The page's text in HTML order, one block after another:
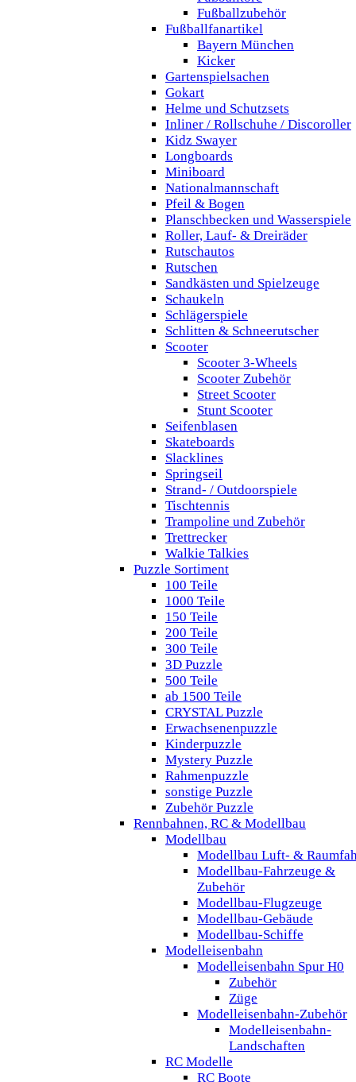
Fußballzubehör
Fußballfanartikel
Bayern München
Kicker
Gartenspielsachen
Gokart
Helme und Schutzsets
Inliner / Rollschuhe / Discoroller
Kidz Swayer
Longboards
Miniboard
Nationalmannschaft
Pfeil & Bogen
Planschbecken und Wasserspiele
Roller, Lauf- & Dreiräder
Rutschautos
Rutschen
Sandkästen und Spielzeuge
Schaukeln
Schlägerspiele
Schlitten & Schneerutscher
Scooter
Scooter 3-Wheels
Scooter Zubehör
Street Scooter
Stunt Scooter
Seifenblasen
Skateboards
Slacklines
Springseil
Strand- / Outdoorspiele
Tischtennis
Trampoline und Zubehör
Trettrecker
Walkie Talkies
Puzzle Sortiment
100 Teile
1000 Teile
150 Teile
200 Teile
300 Teile
3D Puzzle
500 Teile
ab 1500 Teile
CRYSTAL Puzzle
Erwachsenenpuzzle
Kinderpuzzle
Mystery Puzzle
Rahmenpuzzle
sonstige Puzzle
Zubehör Puzzle
Rennbahnen, RC & Modellbau
Modellbau
Modellbau Luft- &
Modellbau-Fahrzeuge &
Zubehör
Modellbau-Flugzeuge
Modellbau-Gebäude
Modellbau-Schiffe
Modelleisenbahn
Modelleisenbahn Spur H0
Zubehör
Züge
Modelleisenbahn-Zubehör
Modelleisenbahn-
Landschaften
RC Modelle
RC Boote